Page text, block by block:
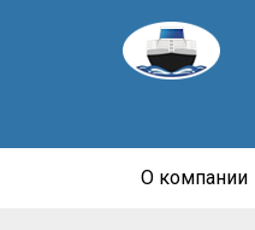
О компании